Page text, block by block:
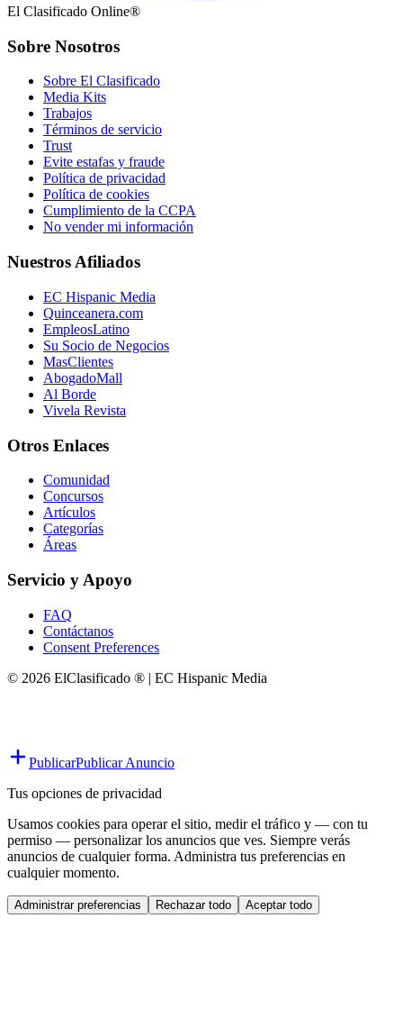
El Clasificado Online®
Sobre Nosotros
Sobre El Clasificado
Media Kits
Trabajos
Términos de servicio
Trust
Evite estafas y fraude
Política de privacidad
Política de cookies
Cumplimiento de la CCPA
No vender mi información
Nuestros Afiliados
EC Hispanic Media
Quinceanera.com
EmpleosLatino
Su Socio de Negocios
MasClientes
AbogadoMall
Al Borde
Vivela Revista
Otros Enlaces
Comunidad
Concursos
Artículos
Categorías
Áreas
Servicio y Apoyo
FAQ
Contáctanos
Consent Preferences
© 2026 ElClasificado ® | EC Hispanic Media
PublicarPublicar Anuncio
Tus opciones de privacidad
Usamos cookies para operar el sitio, medir el tráfico y — con tu
permiso — personalizar los anuncios que ves. Siempre verás
anuncios de cualquier forma. Administra tus preferencias en
cualquier momento.
Administrar preferencias Rechazar todo Aceptar todo